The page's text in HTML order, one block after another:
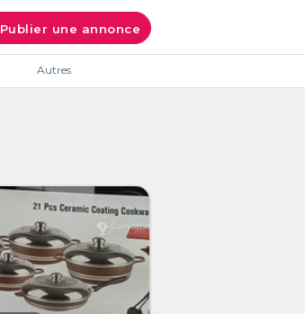
Publier une annonce
Autres